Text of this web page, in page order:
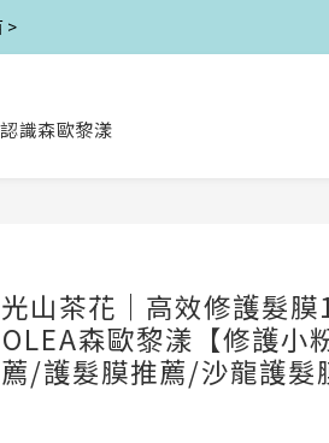
>
認識森歐黎漾
山茶花｜高效修護髮膜
森歐黎漾【修護小
/護髮膜推薦/沙龍護髮